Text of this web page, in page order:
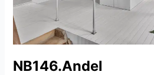
NB146.Andel